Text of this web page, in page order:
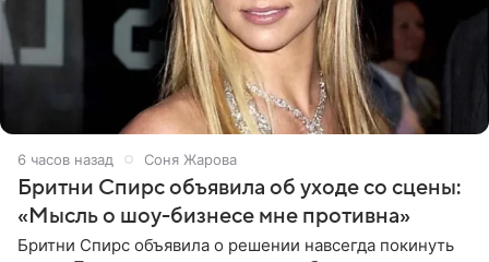
6 часов назад Соня Жарова
Бритни Спирс объявила об уходе со сцены:
«Мысль о шоу-бизнесе мне противна»
Бритни Спирс объявила о решении навсегда покинуть